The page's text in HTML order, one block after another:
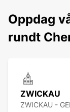
Oppdag
rundt
ZWICKAU
ZWICKAU -